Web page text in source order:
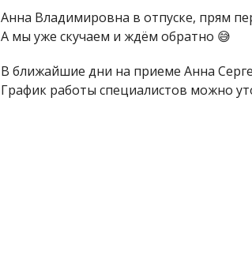
Анна Владимировна в отпуске, прям
А мы уже скучаем и ждём обратно 😅
В ближайшие дни на приеме Анна
График работы специалистов можно